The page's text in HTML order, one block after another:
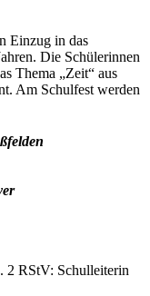
Einzug in das
Die Schülerinnen
Thema „Zeit“ aus
Am Schulfest werden
2 RStV: Schulleiterin